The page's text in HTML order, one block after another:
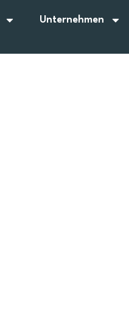
Unternehmen